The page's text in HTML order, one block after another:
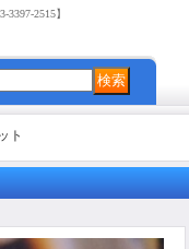
2515】
ト